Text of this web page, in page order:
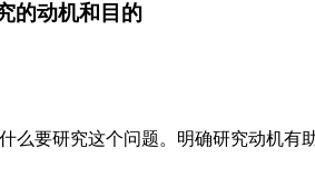
的动机和目的
么要研究这个问题。明确研究动机有